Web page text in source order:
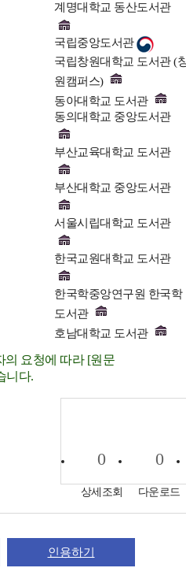
계명대학교 동산도서관
국립중앙도서관
국립창원대학교 도서관 (
원캠퍼스)
동아대학교 도서관
동의대학교 중앙도서관
부산교육대학교 도서관
부산대학교 중앙도서관
서울시립대학교 도서관
한국교원대학교 도서관
한국학중앙연구원 한국학
도서관
호남대학교 도서관
요청에 따라 [원문
니다.
0
상세조회
0
다운로드
인용하기